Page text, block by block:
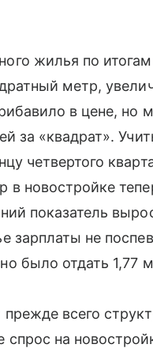
жилья по
метр,
в цене,
за «квадрат».
четвертого
в новостройке
показатель
зарплаты не
было отдать 1,77
всего
на